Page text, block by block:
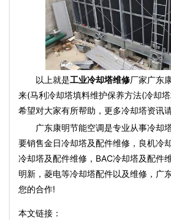
以上就是工业冷却塔维修厂家广东
来(马利冷却塔填料维护保养方法(冷却
希望对大家有所帮助，更多冷却塔资讯
广东康明节能空调是专业从事冷却
要销售金日冷却塔及配件维修，良机冷
冷却塔及配件维修，BAC冷却塔及配件
明新，菱电等冷却塔配件以及维修，广
您的合作!
本文链接：